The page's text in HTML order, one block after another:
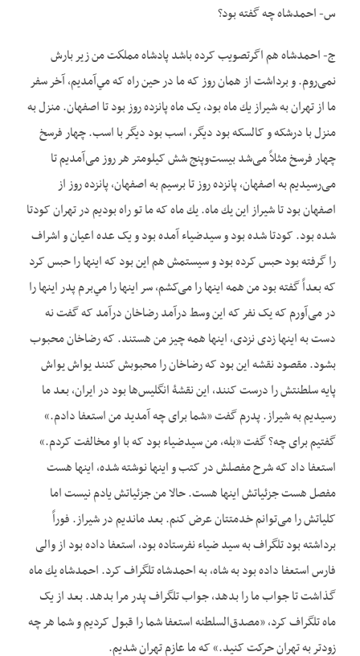
س- احمدشاه چه گفته بود؟
ج- احمدشاه هم اگرتصویب کرده باشد پادشاه مملكت من زیر بارش
نمی‌روم. و برداشت از همان روز که ما در حین راه که مي‌آمديم، آخر سفر
ما از تهران به شیراز یك ماه بود، یک ماه پانزده روز بود تا اصفهان. منزل به
منزل با درشکه و کالسکه بود دیگر، اسب بود دیگر با اسب. چهار فرسخ
چهار فرسخ مثلاً می‌‌‌‌شد بیست‌وپنج شش کیلومتر هر روز می‌‌‌‌آمدیم تا
می‌‌‌‌رسیدیم به اصفهان، پانزده روز تا برسیم به اصفهان، پانزده روز از
اصفهان بود تا شيراز اين يك ماه. يك ماه که ما تو راه بودیم در تهران کودتا
شده بود. کودتا شده بود و سیدضياء آمده بود و یک عده اعيان و اشراف
را گرفته بود حبس کرده بود و سیستمش هم این بود که اینها را حبس کرد
که بعداً گفته بود من همه اینها را می‌‌‌‌کشم، سر اینها را مي‌برم پدر اينها را
در می‌‌‌‌آورم که يک نفر که این وسط درآمد رضاخان درآمد که گفت نه
دست به اینها زدی نزدی، اینها همه چیز من هستند. که رضاخان محبوب
بشود. مقصود نقشه این بود که رضاخان را محبوبش کنند یواش یواش
پایه سلطنتش را درست کنند، این نقشۀ انگلیس‌ها بود در ایران، بعد ما
رسیدیم به شیراز. پدرم گفت «شما برای چه آمديد من استعفا دادم.»
گفتیم برای چه؟ گفت «بله، من سیدضیاء بود که با او مخالفت کردم.»
استعفا داد که شرح مفصلش در کتب و اینها نوشته شده، اینها هست
مفصل هست جزئیاتش اینها هست. حالا من جزئياتش یادم نیست اما
کلیاتش را می‌‌‌‌توانم خدمتتان عرض کنم. بعد ماندیم در شیراز. فوراً
برداشته بود تلگراف به سید ضياء نفرستاده بود، استعفا داده بود از والی
فارس استعفا داده بود به شاه، به احمدشاه تلگراف کرد. احمدشاه يك ماه
گذاشت تا جواب ما را بدهد، جواب تلگراف پدر مرا بدهد. بعد از یک
ماه تلگراف کرد، «مصدق‌السلطنه استعفا شما را قبول کردیم و شما هر چه
زودتر به تهران حرکت کنید.» که ما عازم تهران شدیم.